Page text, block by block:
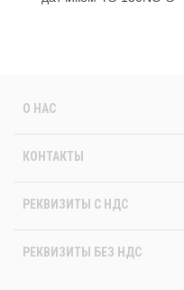
О НАС
КОНТАКТЫ
РЕКВИЗИТЫ C НДС
РЕКВИЗИТЫ БЕЗ НДС